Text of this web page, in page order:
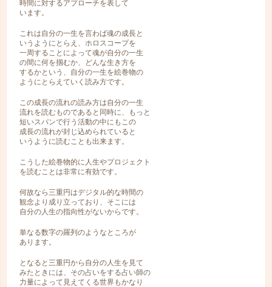
時間に対するアプローチを表して
います。
これは自分の一生を言わば魂の成長と
いうようにとらえ、ホロスコープを
一周することによって魂が自分の一生
の間に何を掴むか、どんな生き方を
するかという、自分の一生を絵巻物の
ようにとらえていく読み方です。
この成長の流れの読み方は自分の一生
流れを読むものであると同時に、もっと
短いスパンで行う活動の中にもこの
成長の流れが封じ込められていると
いうように読むことも出来ます。
こうした絵巻物的に人生やプロジェクト
を読むことは非常に有効です。
何故なら三重円はデジタル的な時間の
観念より成り立っており、そこには
自分の人生の指向性がないからです。
単なる数字の羅列のようなところが
あります。
となると三重円から自分の人生を見て
みたときには、その占いをする占い師の
力量によって見えてくる世界もかなり